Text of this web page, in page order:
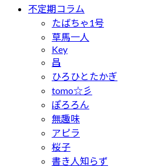
不定期コラム
たばちゃ1号
草馬一人
Key
昌
ひろひとたかぎ
tomo☆彡
ぽろろん
無趣味
アピラ
桜子
書き人知らず